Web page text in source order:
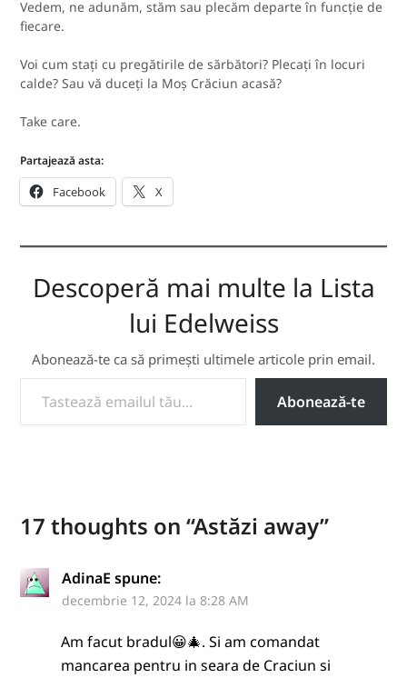
Vedem, ne adunăm, stăm sau plecăm departe în funcție de
fiecare.
Voi cum stați cu pregătirile de sărbători? Plecați în locuri
calde? Sau vă duceți la Moș Crăciun acasă?
Take care.
Partajează asta:
Facebook X
Descoperă mai multe la Lista
lui Edelweiss
Abonează-te ca să primești ultimele articole prin email.
TASTEAZĂ EMAILUL TĂU...
Abonează-te
17 thoughts on “Astăzi away”
AdinaE spune:
decembrie 12, 2024 la 8:28 AM
Am facut bradul😀🎄. Si am comandat
mancarea pentru in seara de Craciun si